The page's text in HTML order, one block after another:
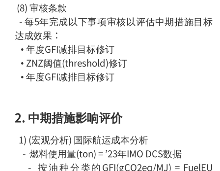
(8) 审核条款
-每5年完成以下事项审核以评估中期措施目标
达成效果：
• 年度GFI减排目标修订
• ZNZ阈值(threshold)修订
•年度GFI减排目标修订
2. 中期措施影响评价
1) (宏观分析) 国际航运成本分析
- 燃料使用量(ton) = ’23年IMO DCS数据
- 按油种分类的GFI(gCO2eq/MJ) = FuelEU